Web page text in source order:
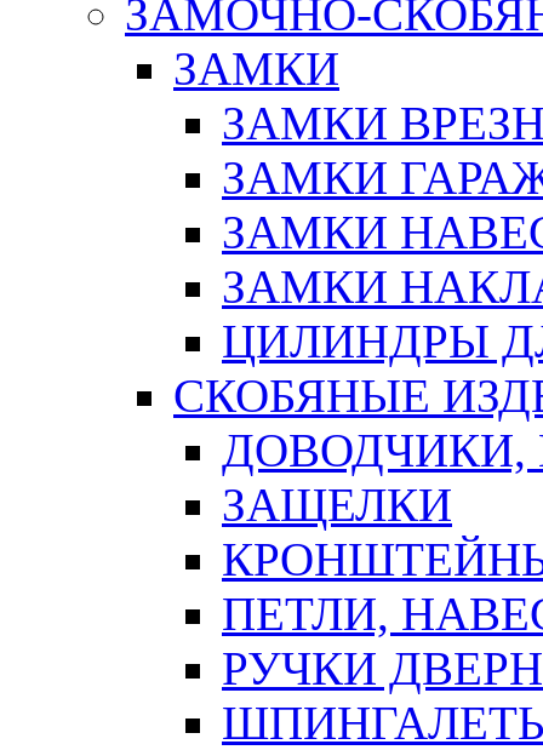
ЗАМОЧНО-
ЗАМКИ
ЗАМКИ
ЗАМКИ
ЗАМКИ
ЗАМКИ
ЦИЛИНДРЫ
СКОБЯНЫЕ
ЗАЩЕЛКИ
ПЕТЛИ,
РУЧКИ